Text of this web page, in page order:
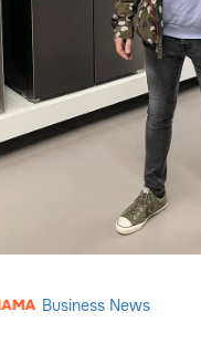
Business News